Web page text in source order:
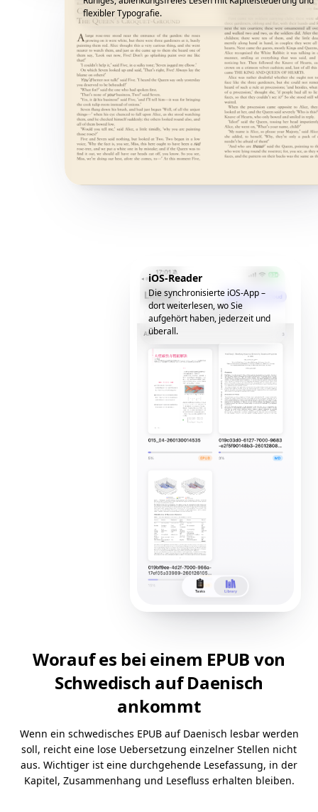
flexibler Typografie.
iOS-Reader
Die synchronisierte iOS-App –
dort weiterlesen, wo Sie
aufgehört haben, jederzeit und
überall.
Worauf es bei einem EPUB von
Schwedisch auf Daenisch
ankommt
Wenn ein schwedisches EPUB auf Daenisch lesbar werden
soll, reicht eine lose Uebersetzung einzelner Stellen nicht
aus. Wichtiger ist eine durchgehende Lesefassung, in der
Kapitel, Zusammenhang und Lesefluss erhalten bleiben.